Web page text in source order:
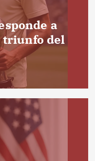
a
triunfo del